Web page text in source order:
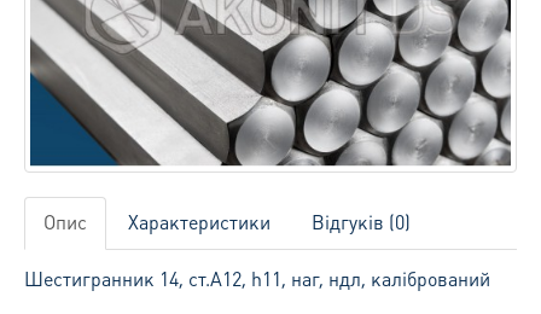
Опис Характеристики Відгуків (0)
Шестигранник 14, ст.А12, h11, наг, ндл, калібрований